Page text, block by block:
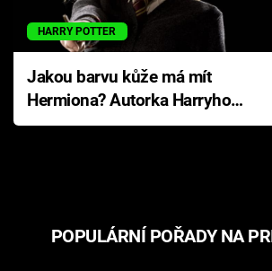
HARRY POTTER
Jakou barvu kůže má mít
Hermiona? Autorka Harryho
Pottera přišla s ráznou
POPULÁRNÍ POŘADY NA